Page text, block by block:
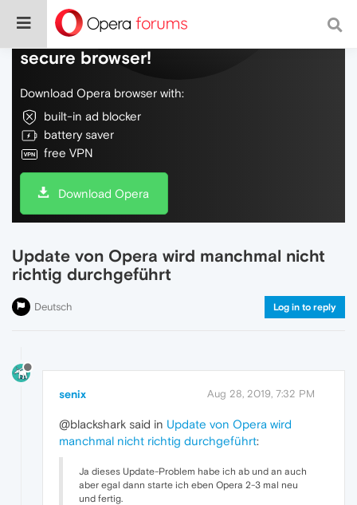
Do more on the web, with a fast and
secure browser!
Download Opera browser with:
built-in ad blocker
battery saver
free VPN
Download Opera
Update von Opera wird manchmal nicht
richtig durchgeführt
Deutsch Log in to reply
senix Aug 28, 2019, 7:32 PM
@blackshark said in Update von Opera wird
manchmal nicht richtig durchgeführt:
Ja dieses Update-Problem habe ich ab und an auch
aber egal dann starte ich eben Opera 2-3 mal neu
und fertig.